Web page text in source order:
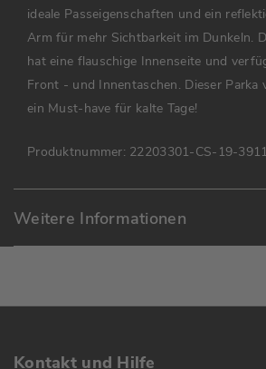
ideale Passeigenschaften und ein
Arm für mehr Sichtbarkeit im Dunkeln.
hat eine flauschige Innenseite und
Front - und Innentaschen. Dieser Parka
ein Must-have für kalte Tage!
Produktnummer: 22203301-CS-19-3911
Weitere Informationen
Kontakt und Hilfe